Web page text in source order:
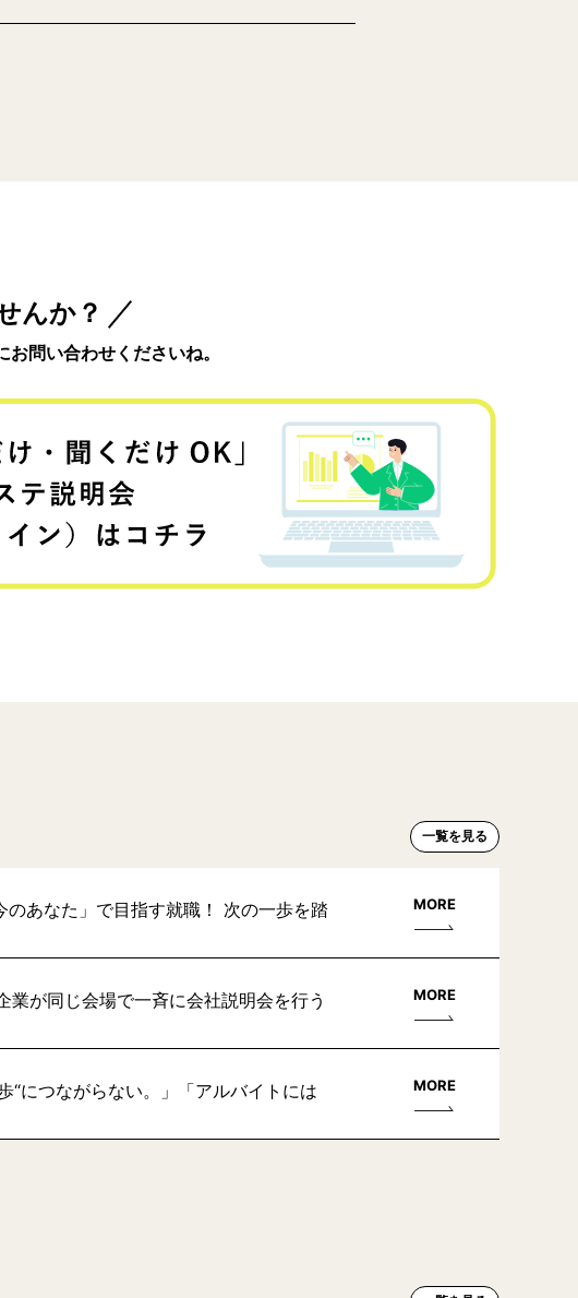
んか？
問い合わせくださいね。
一覧を見る
あなた」で目指す就職！ 次の一歩を踏
MORE
が同じ会場で一斉に会社説明会を行う
MORE
“につながらない。」「アルバイトには
MORE